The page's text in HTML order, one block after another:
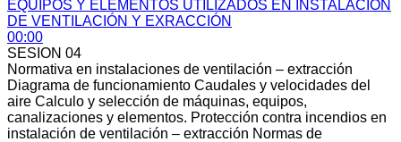
EQUIPOS Y ELEMENTOS UTILIZADOS EN INSTALACIÓN
DE VENTILACIÓN Y EXRACCIÓN
00:00
SESION 04
Normativa en instalaciones de ventilación – extracción
Diagrama de funcionamiento Caudales y velocidades del
aire Calculo y selección de máquinas, equipos,
canalizaciones y elementos. Protección contra incendios en
instalación de ventilación – extracción Normas de